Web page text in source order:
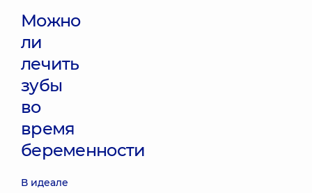
Можно
ли
лечить
зубы
во
время
беременности
В идеале